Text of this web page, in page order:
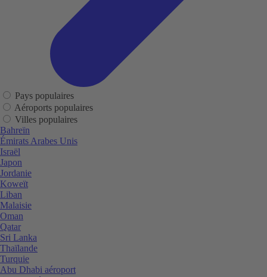
Pays populaires
Aéroports populaires
Villes populaires
Bahreïn
Émirats Arabes Unis
Israël
Japon
Jordanie
Koweït
Liban
Malaisie
Oman
Qatar
Sri Lanka
Thaïlande
Turquie
Abu Dhabi aéroport